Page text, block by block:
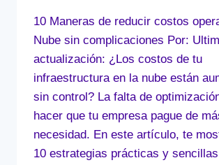
10 Maneras de reducir costos
Nube sin complicaciones Por:
actualización: ¿Los costos de tu
infraestructura en la nube están
sin control? La falta de
hacer que tu empresa pague de
necesidad. En este artículo, te
10 estrategias prácticas y